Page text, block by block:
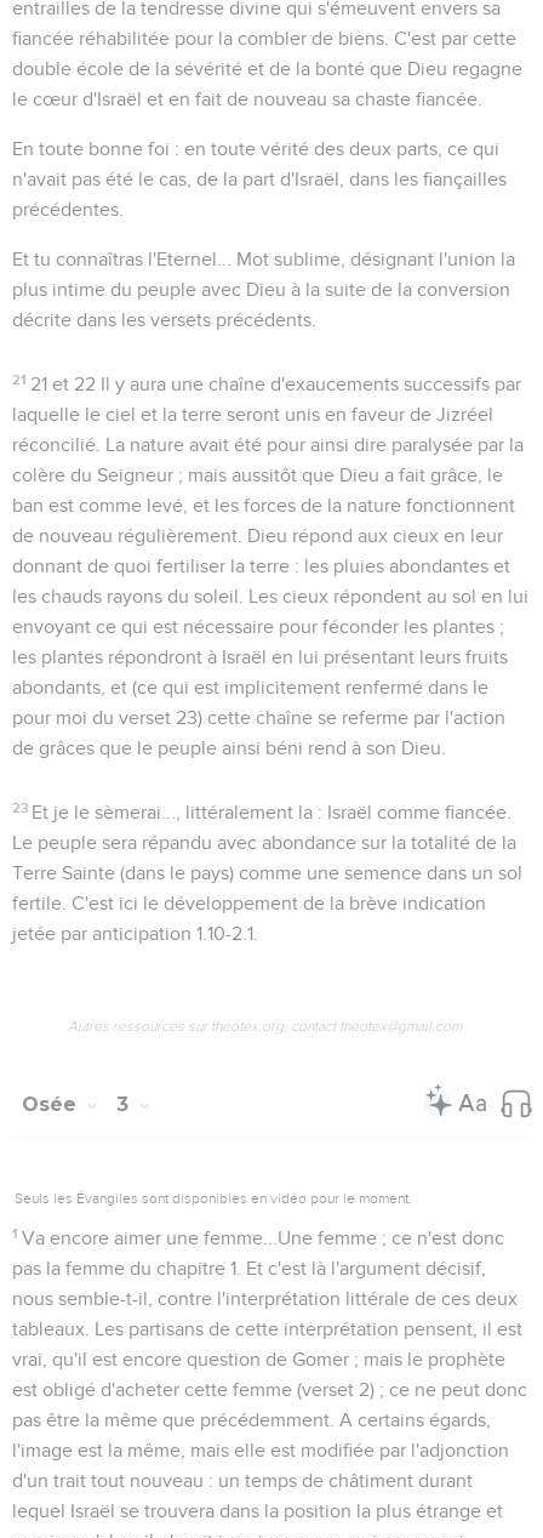
entrailles de la tendresse divine qui s'émeuvent envers sa
fiancée réhabilitée pour la combler de biens. C'est par cette
double école de la sévérité et de la bonté que Dieu regagne
le cœur d'Israël et en fait de nouveau sa chaste fiancée.
En toute bonne foi : en toute vérité des deux parts, ce qui
n'avait pas été le cas, de la part d'Israël, dans les fiançailles
précédentes.
Et tu connaîtras l'Eternel...
Mot sublime, désignant l'union la
plus intime du peuple avec Dieu à la suite de la conversion
décrite dans les versets précédents.
21 21 et 22 Il y aura une chaîne d'exaucements successifs par
laquelle le ciel et la terre seront unis en faveur de Jizréel
réconcilié. La nature avait été pour ainsi dire paralysée par la
colère du Seigneur ; mais aussitôt que Dieu a fait grâce, le
ban est comme levé, et les forces de la nature fonctionnent
de nouveau régulièrement. Dieu répond aux cieux en leur
donnant de quoi fertiliser la terre : les pluies abondantes et
les chauds rayons du soleil. Les cieux répondent au sol en lui
envoyant ce qui est nécessaire pour féconder les plantes ;
les plantes répondront à Israël en lui présentant leurs fruits
abondants, et (ce qui est implicitement renfermé dans le
pour moi du verset 23) cette chaîne se referme par l'action
de grâces que le peuple ainsi béni rend à son Dieu.
23 Et je le sèmerai... , littéralement la : Israël comme fiancée.
Le peuple sera répandu avec abondance sur la totalité de la
Terre Sainte (dans le pays) comme une semence dans un sol
fertile. C'est ici le développement de la brève indication
jetée par anticipation 1.10-2.1
Autres ressources sur theotex.org, contact theotex@gmail.com
Osée 3
Seuls les Évangiles sont disponibles en vidéo pour le moment.
1 Va encore aimer une femme... Une femme ; ce n'est donc
pas la femme du chapitre 1. Et c'est là l'argument décisif,
nous semble-t-il, contre l'interprétation littérale de ces deux
tableaux. Les partisans de cette interprétation pensent, il est
vrai, qu'il est encore question de Gomer ; mais le prophète
est obligé d'acheter cette femme (verset 2) ; ce ne peut donc
pas être la même que précédemment. A certains égards,
l'image est la même, mais elle est modifiée par l'adjonction
d'un trait tout nouveau : un temps de châtiment durant
lequel Israël se trouvera dans la position la plus étrange et